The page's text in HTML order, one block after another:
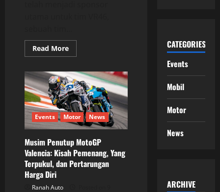
Read MoreRead
more
Lubricants:
Sponsor
Utama
Tim
VR46
yang
Lebih
dari
Sekadar
Dukungan
Events Motor News
Musim Penutup MotoGP
Valencia: Kisah Pemenang, Yang
Terpukul, dan Pertarungan
Harga Diri
Ranah Auto
CATEGORIES
Events
Mobil
Motor
News
ARCHIVE